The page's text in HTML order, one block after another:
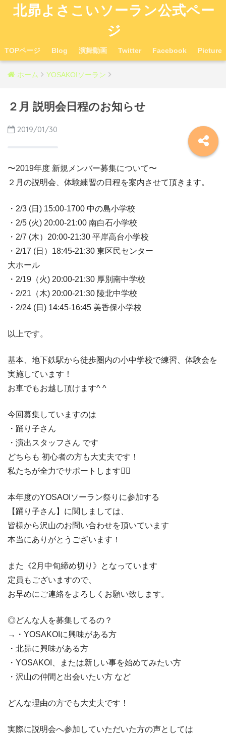
北昴よさこいソーラン公式ペー
ジ
TOPページ Blog 演舞動画 Twitter Facebook Picture
ホーム YOSAKOIソーラン
２月 説明会日程のお知らせ
2019/01/30
〜2019年度 新規メンバー募集について〜
２月の説明会、体験練習の日程を案内させて頂きます。
・2/3 (日) 15:00-1700 中の島小学校
・2/5 (火) 20:00-21:00 南白石小学校
・2/7 (木）20:00-21:30 平岸高台小学校
・2/17 (日）18:45-21:30 東区民センター
大ホール
・2/19（火) 20:00-21:30 厚別南中学校
・2/21（木) 20:00-21:30 陵北中学校
・2/24 (日) 14:45-16:45 美香保小学校
以上です。
基本、地下鉄駅から徒歩圏内の小中学校で練習、体験会を
実施しています！
お車でもお越し頂けます^ ^
今回募集していますのは
・踊り子さん
・演出スタッフさん です
どちらも 初心者の方も大丈夫です！
私たちが全力でサポートします◡̈⃝︎
本年度のYOSAOIソーラン祭りに参加する
【踊り子さん】に関しましては、
皆様から沢山のお問い合わせを頂いています
本当にありがとうございます！
また《2月中旬締め切り》となっています
定員もございますので、
お早めにご連絡をよろしくお願い致します。
◎どんな人を募集してるの？
→・YOSAKOIに興味がある方
・北昴に興味がある方
・YOSAKOI、または新しい事を始めてみたい方
・沢山の仲間と出会いたい方 など
どんな理由の方でも大丈夫です！
実際に説明会へ参加していただいた方の声としては